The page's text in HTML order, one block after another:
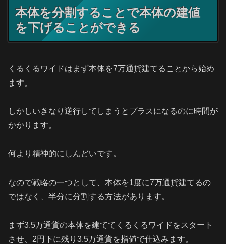
本体を分割することで本体の建値
を下げることができる
くるくるワイドはまず本体を7万通貨建てることから始め
ます。
しかしいきなり逆行してしまうとプラスになるのに時間が
かかります。
何より精神的にしんどいです。
なので戦略の一つとして、本体を1度に7万通貨建てるの
ではなく、半分に分割する方法があります。
まず3.5万通貨の本体を建ててくるくるワイドをスタート
させ、2円下に残り3.5万通貨を指値で仕込みます。